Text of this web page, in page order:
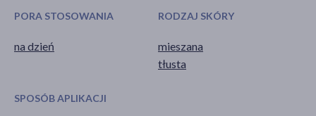
PORA STOSOWANIA
na dzień
RODZAJ SKÓRY
mieszana
tłusta
SPOSÓB APLIKACJI